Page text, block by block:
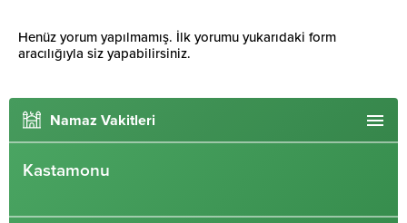
Henüz yorum yapılmamış. İlk yorumu yukarıdaki form
aracılığıyla siz yapabilirsiniz.
Namaz Vakitleri
Kastamonu